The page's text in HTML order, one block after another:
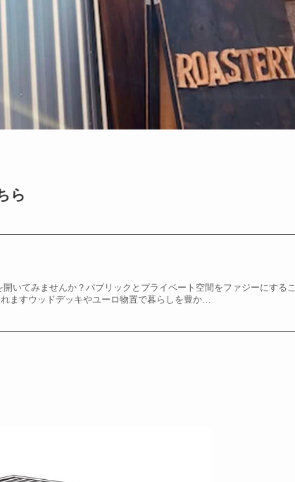
ら
開いてみませんか？パブリックとプライベート空間をファジーにするこ
ますウッドデッキやユーロ物置で暮らしを豊か…